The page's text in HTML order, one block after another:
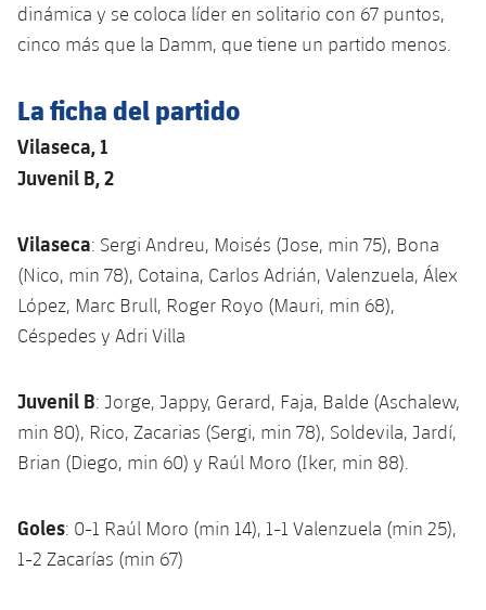
Ciutat Esportiva
Servicios
Accesibilidad
plusicon
más
Acreditaciones
Instalaciones
dinámica y se coloca líder en solitario con 67 puntos,
cinco más que la Damm, que tiene un partido menos.
La ficha del partido
Vilaseca, 1
Juvenil B, 2
Vilaseca: Sergi Andreu, Moisés (Jose, min 75), Bona
(Nico, min 78), Cotaina, Carlos Adrián, Valenzuela, Álex
López, Marc Brull, Roger Royo (Mauri, min 68),
Céspedes y Adri Villa
Juvenil B: Jorge, Jappy, Gerard, Faja, Balde (Aschalew,
min 80), Rico, Zacarias (Sergi, min 78), Soldevila, Jardí,
Brian (Diego, min 60) y Raúl Moro (Iker, min 88).
Goles: 0-1 Raúl Moro (min 14), 1-1 Valenzuela (min 25),
1-2 Zacarías (min 67)